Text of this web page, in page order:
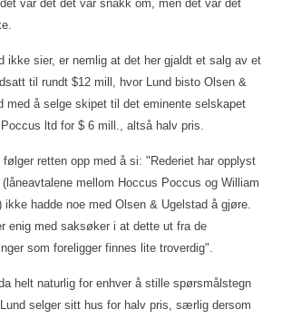
var det det var snakk om, men det var det
ikke sier, er nemlig at det her gjaldt et salg av et
til rundt $12 mill, hvor Lund bisto Olsen &
med å selge skipet til det eminente selskapet
ltd for $ 6 mill., altså halv pris.
følger retten opp med å si: "Rederiet har opplyst
mellom Hoccus Poccus og William
ikke hadde noe med Olsen & Ugelstad å gjøre.
enig med saksøker i at dette ut fra de
som foreligger finnes lite troverdig".
helt naturlig for enhver å stille spørsmålstegn
selger sitt hus for halv pris, særlig dersom